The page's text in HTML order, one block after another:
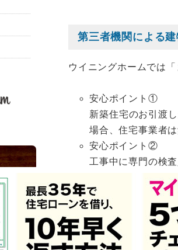
第三者機関による
ウイニングホームでは
安心ポイント①
新築住宅のお引渡
場合、住宅事業者
安心ポイント②
工事中に専門の検
「まもりすまい保
工事中に専門の検
安心ポイント③
保険の対象となる
は住宅保証機構か